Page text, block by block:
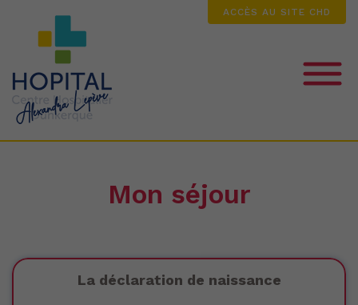
ACCÈS AU SITE CHD
LA NAISSANCE
MON SÉJOUR
Mon séjour
La déclaration de naissance